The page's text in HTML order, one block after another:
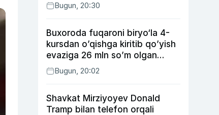
Bugun, 20:30
Buxoroda fuqaroni biryo‘la 4-
kursdan o’qishga kiritib qo’yish
evaziga 26 mln so’m olgan
shaxs ushlandi
Bugun, 20:02
Shavkat Mirziyoyev Donald
Tramp bilan telefon orqali